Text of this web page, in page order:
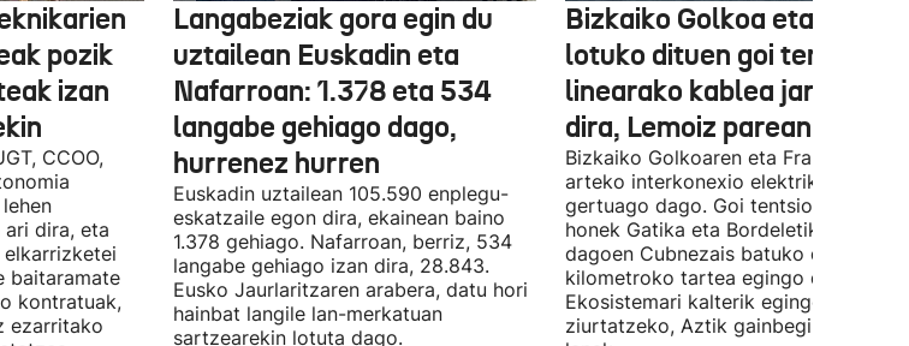
pozik
izan
CCOO,
dira, eta
baitaramate
kontratuak,
ezarritako
Langabeziak gora egin du
uztailean Euskadin eta
Nafarroan: 1.378 eta 534
langabe gehiago dago,
hurrenez hurren
Euskadin uztailean 105.590 enplegu-
eskatzaile egon dira, ekainean baino
1.378 gehiago. Nafarroan, berriz, 534
langabe gehiago izan dira, 28.843.
Eusko Jaurlaritzaren arabera, datu hori
hainbat langile lan-merkatuan
sartzearekin lotuta dago.
Bizkaiko Golkoa eta
lotuko dituen goi tentsioko
linearako kablea jartzen
dira, Lemoiz parean
Bizkaiko Golkoaren eta Frantziaren
arteko interkonexio elektrikoa
gertuago dago. Goi tentsioko linea
honek Gatika eta Bordeletik gertu
dagoen Cubnezais batuko ditu eta
kilometroko tartea egingo du ur
Ekosistemari kalterik egingo ez
ziurtatzeko, Aztik gainbegiratuko